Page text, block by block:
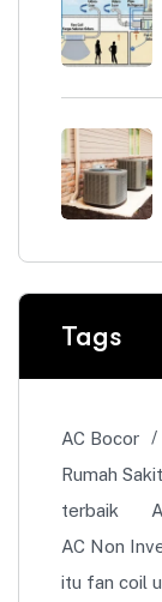
Tags
AC Bocor
Rumah Sakit
terbaik
AC Non
itu fan coil